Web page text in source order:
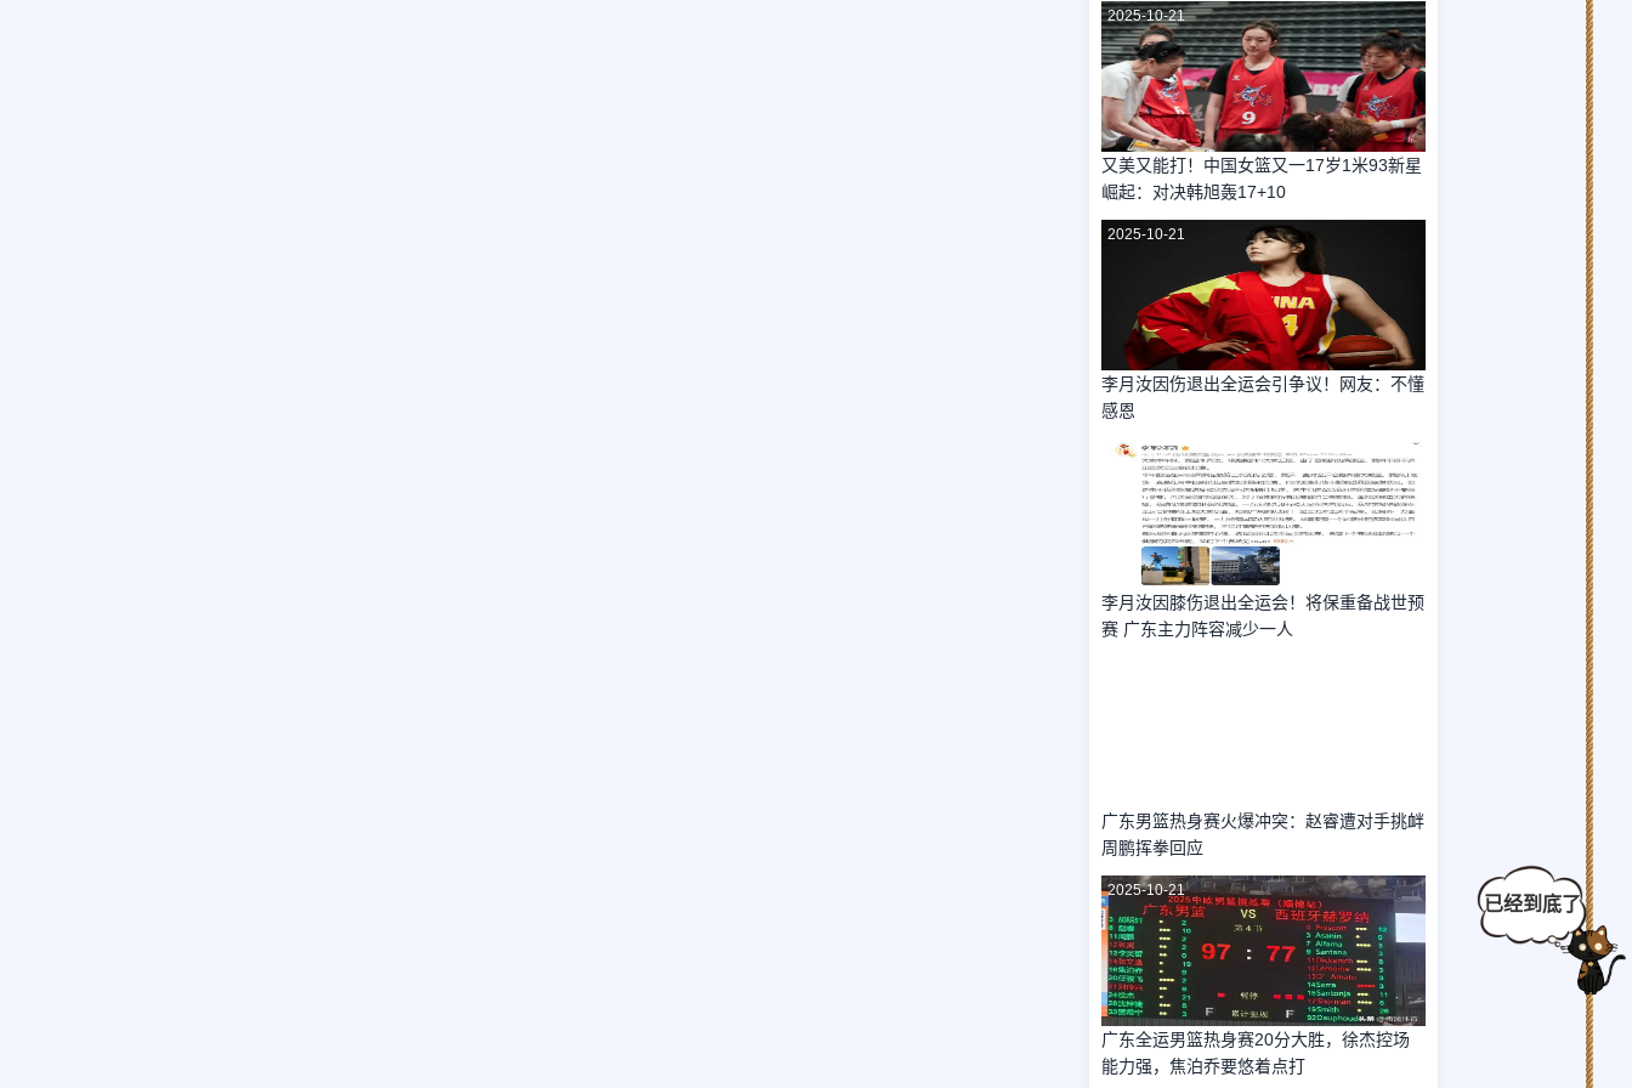
2025-10-21
又美又能打！中国女篮又一17岁1米93新星
崛起：对决韩旭轰17+10
2025-10-21
李月汝因伤退出全运会引争议！网友：不懂
感恩
2025-10-21
李月汝因膝伤退出全运会！将保重备战世预
赛 广东主力阵容减少一人
广东男篮热身赛火爆冲突：赵睿遭对手挑衅
周鹏挥拳回应
2025-10-21
广东全运男篮热身赛20分大胜，徐杰控场
能力强，焦泊乔要悠着点打